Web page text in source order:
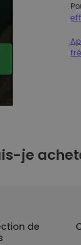
je
de